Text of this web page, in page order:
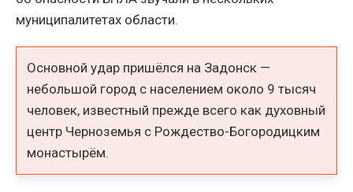
муниципалитетах области.
Основной удар пришёлся на Задонск —
небольшой город с населением около 9 тысяч
человек, известный прежде всего как духовный
центр Черноземья с Рождество-Богородицким
монастырём.